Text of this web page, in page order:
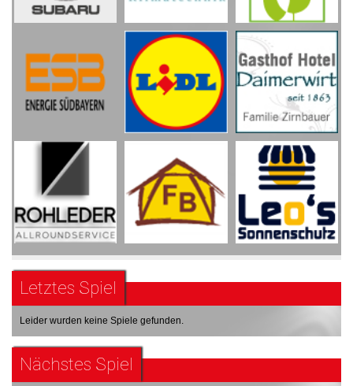
Letztes Spiel
Leider wurden keine Spiele gefunden.
Nächstes Spiel